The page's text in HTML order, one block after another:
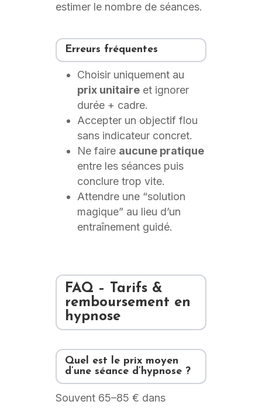
estimer le nombre de séances.
Erreurs fréquentes
Choisir uniquement au
prix unitaireet ignorer
durée + cadre.
Accepter un objectif flou
sans indicateur concret.
Ne faire aucune pratique
entre les séances puis
conclure trop vite.
Attendre une “solution
magique” au lieu d’un
entraînement guidé.
FAQ – Tarifs &
remboursement en
hypnose
Quel est le prix moyen
d’une séance d’hypnose ?
Souvent 65–85 € dans